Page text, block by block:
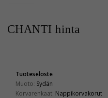
CHANTI hinta
Tuoteseloste
Muoto: Sydän
Korvarenkaat: Nappikorvakorut